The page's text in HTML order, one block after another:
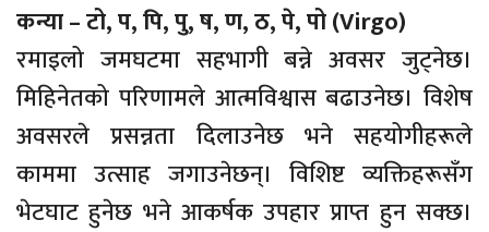
कन्या – टो, प, पि, पु, ष, ण, ठ, पे, पो (Virgo)
रमाइलो जमघटमा सहभागी बन्ने अवसर जुट्नेछ।
मिहिनेतको परिणामले आत्मविश्वास बढाउनेछ। विशेष
अवसरले प्रसन्नता दिलाउनेछ भने सहयोगीहरूले
काममा उत्साह जगाउनेछन्। विशिष्ट व्यक्तिहरूसँग
भेटघाट हुनेछ भने आकर्षक उपहार प्राप्त हुन सक्छ।